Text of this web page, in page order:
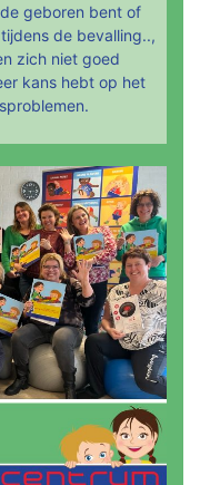
geboren bent of
de bevalling..,
zich niet goed
kans hebt op het